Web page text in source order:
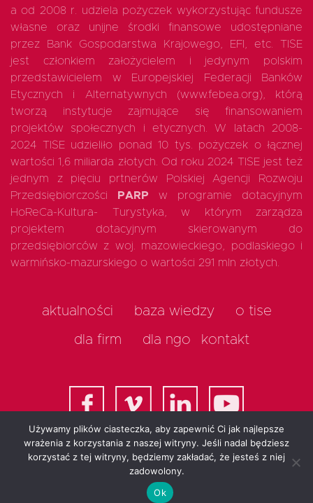
a od 2008 r. udziela pożyczek wykorzystując fundusze
własne oraz unijne środki finansowe udostępniane
przez Bank Gospodarstwa Krajowego, EFI, etc. TISE
jest członkiem założycielem i jedynym polskim
przedstawicielem w Europejskiej Federacji Banków
Etycznych i Alternatywnych (www.febea.org), którą
tworzą instytucje zajmujące się finansowaniem
projektów społecznych i etycznych. W latach 2008-
2024 TISE udzieliło ponad 10 tys. pożyczek o łącznej
wartości 1,6 miliarda złotych. Od roku 2024 TISE jest też
jednym z pięciu prtnerów Polskiej Agencji Rozwoju
Przedsiębiorczości
PARP w programie dotacyjnym
HoReCa-Kultura- Turystyka, w którym zarządza
projektem dotacyjnym skierowanym do
przedsiębiorców z woj. mazowieckiego, podlaskiego i
warmińsko-mazurskiego o wartości 291 mln złotych.
aktualności baza wiedzy o tise
dla firm dla ngo kontakt
All rights reserved 2025
Używamy plików ciasteczka, aby zapewnić Ci jak najlepsze
wrażenia z korzystania z naszej witryny. Jeśli nadal będziesz
korzystać z tej witryny, będziemy zakładać, że jesteś z niej
zadowolony.
Ok